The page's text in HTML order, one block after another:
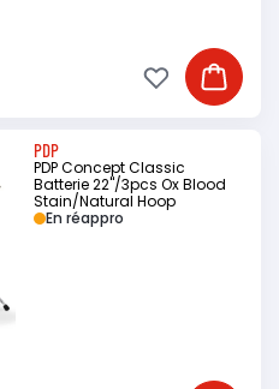
Ajouter
Ajouter à ma
PDP
PDP Concept Classic
Batterie 22"/3pcs Ox Blood
Stain/Natural Hoop
En réappro